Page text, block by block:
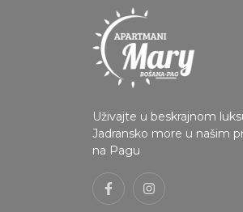
Uživajte u beskrajnom
Jadransko more u našim
na Pagu